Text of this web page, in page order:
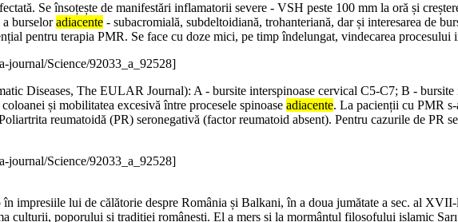
Se însoțește de manifestări inflamatorii severe - VSH peste 100 mm la oră și
burseloradiacente - subacromială, subdeltoidiană, trohanteriană, dar și interesarea de
pentru terapia PMR. Se face cu doze mici, pe timp îndelungat, vindecarea
journal/Science/92033_a_92528]
Diseases, The EULAR Journal): A - bursite interspinoase cervical C5-C7; B -
și mobilitatea excesivă între procesele spinoase adiacente. La pacienții cu PMR s-
reumatoidă (PR) seronegativă (factor reumatoid absent). Pentru cazurile de PR
journal/Science/92033_a_92528]
impresiile lui de călătorie despre România și Balkani, în a doua jumătate a sec. al
culturii, poporului și tradiției românești. El a mers și la mormântul filosofului islamic